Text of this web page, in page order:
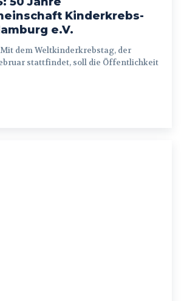
Kinderkrebs-
e.V.
stattfindet, soll die Öffentlichkeit